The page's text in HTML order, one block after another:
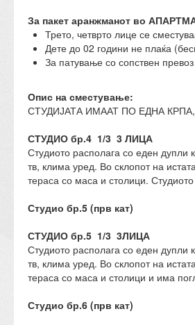
За пакет аранжманот во
Трето, четврто лице се
Дете до 02 години не плаќа
За патување со сопствен
Опис на сместување:
СТУДИЈАТА ИМААТ ПО ЕДНА
СТУДИО бр.4 1/3 3 ЛИЦА
Студиото располага со еден
тв, клима уред. Во склопот на
тераса со маса и столици.
Студио бр.5 (прв кат)
СТУДИО бр.5 1/3 3ЛИЦА
Студиото располага со еден
тв, клима уред. Во склопот на
тераса со маса и столици и има
Студио бр.6 (прв кат)